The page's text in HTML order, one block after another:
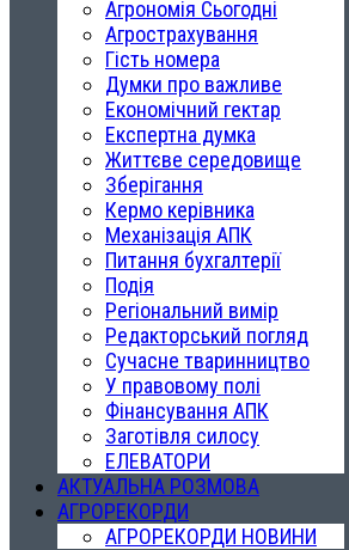
Агрономія Сьогодні
Агрострахування
Гість номера
Думки про важливе
Економічний гектар
Експертна думка
Життєве середовище
Зберігання
Кермо керівника
Механізація АПК
Питання бухгалтерії
Подія
Регіональний вимір
Редакторський погляд
Сучасне тваринництво
У правовому полі
Фінансування АПК
Заготівля силосу
ЕЛЕВАТОРИ
АКТУАЛЬНА РОЗМОВА
АГРОРЕКОРДИ
АГРОРЕКОРДИ НОВИНИ